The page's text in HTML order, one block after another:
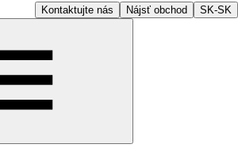
Kontaktujte nás Nájsť obchod SK-SK